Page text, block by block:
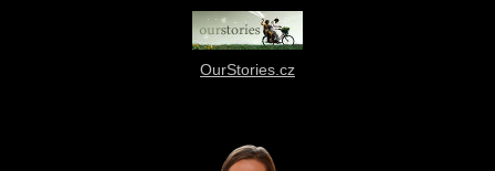
OurStories.cz